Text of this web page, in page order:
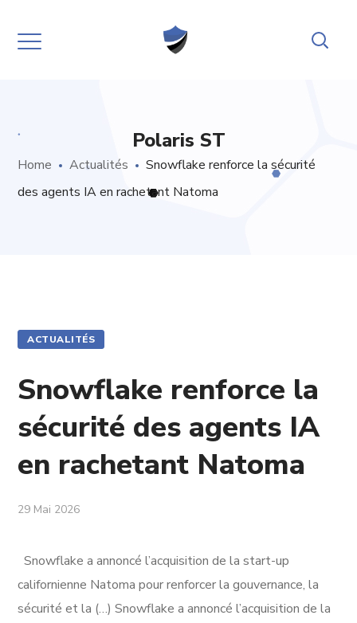
Polaris ST
Home Actualités
Snowflake renforce la sécurité
des agents IA en rachetant Natoma
ACTUALITÉS
Snowflake renforce la
sécurité des agents IA
en rachetant Natoma
29 Mai 2026
Snowflake a annoncé l’acquisition de la start-up
californienne Natoma pour renforcer la gouvernance, la
sécurité et la (…) Snowflake a annoncé l’acquisition de la